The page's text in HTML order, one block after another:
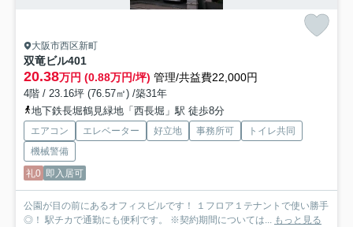
大阪市西区新町
双竜ビル401
20.38万円 (0.88万円/坪) 管理/共益費22,000円
4階 / 23.16坪 (76.57㎡) /築31年
地下鉄長堀鶴見緑地「西長堀」駅 徒歩8分
エアコン エレベーター 好立地 事務所可
トイレ共同
機械警備
礼0 即入居可
公園が目の前にあるオフィスビルです！ １フロア１テナントで使い勝手
◎！ 駅チカで通勤にも便利です。 ※契約期間については... もっと見る